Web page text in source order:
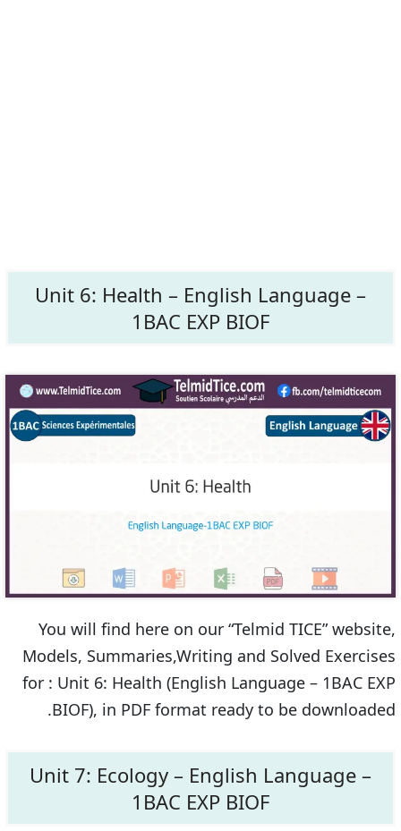
Unit 6: Health – English Language –
1BAC EXP BIOF
You will find here on our “Telmid TICE” website,
Models, Summaries,Writing and Solved Exercises
for : Unit 6: Health (English Language – 1BAC EXP
BIOF), in PDF format ready to be downloaded.
Unit 7: Ecology – English Language –
1BAC EXP BIOF